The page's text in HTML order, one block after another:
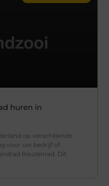
huren in
op verschillende
voor uw bedrijf of
Reuzenrad. Dit